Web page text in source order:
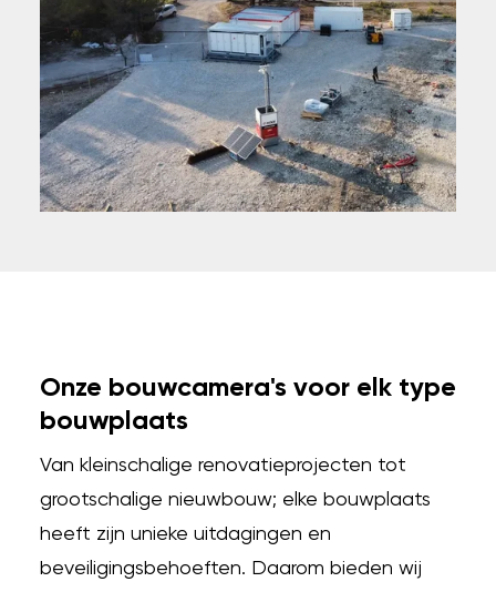
Onze bouwcamera's voor elk type
bouwplaats
Van kleinschalige renovatieprojecten tot
grootschalige nieuwbouw; elke bouwplaats
heeft zijn unieke uitdagingen en
beveiligingsbehoeften. Daarom bieden wij